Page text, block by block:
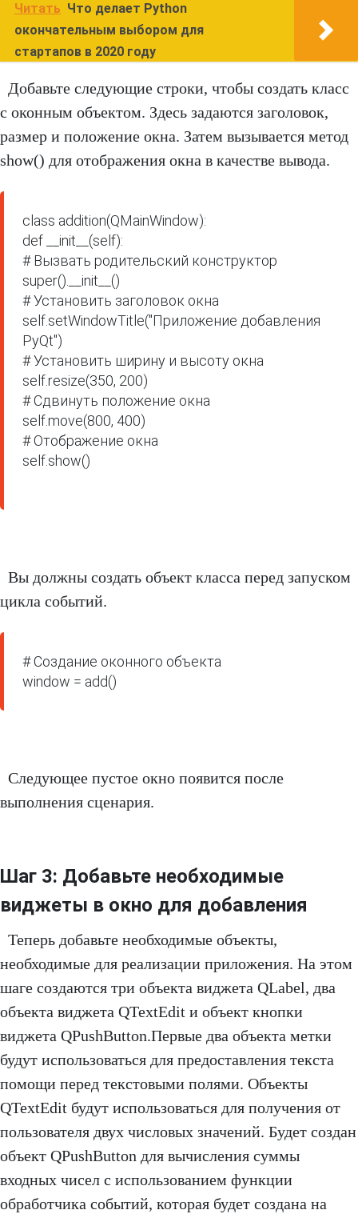
Читать Что делает Python
окончательным выбором для
стартапов в 2020 году
Добавьте следующие строки, чтобы создать класс
с оконным объектом. Здесь задаются заголовок,
размер и положение окна. Затем вызывается метод
show() для отображения окна в качестве вывода.
class addition(QMainWindow):
def __init__(self):
# Вызвать родительский конструктор
super().__init__()
# Установить заголовок окна
self.setWindowTitle("Приложение добавления
PyQt")
# Установить ширину и высоту окна
self.resize(350, 200)
# Сдвинуть положение окна
self.move(800, 400)
# Отображение окна
self.show()
Вы должны создать объект класса перед запуском
цикла событий.
# Создание оконного объекта
window = add()
Следующее пустое окно появится после
выполнения сценария.
Шаг 3: Добавьте необходимые
виджеты в окно для добавления
Теперь добавьте необходимые объекты,
необходимые для реализации приложения. На этом
шаге создаются три объекта виджета QLabel, два
объекта виджета QTextEdit и объект кнопки
виджета QPushButton.Первые два объекта метки
будут использоваться для предоставления текста
помощи перед текстовыми полями. Объекты
QTextEdit будут использоваться для получения от
пользователя двух числовых значений. Будет создан
объект QPushButton для вычисления суммы
входных чисел с использованием функции
обработчика событий, которая будет создана на